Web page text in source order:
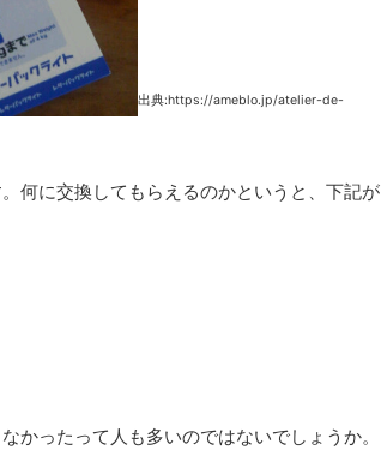
出典:https://ameblo.jp/atelier-de-
何に交換してもらえるのかというと、下記が
かったって人も多いのではないでしょうか。